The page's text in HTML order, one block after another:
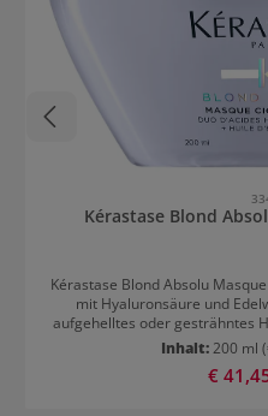
Kérastase Blond
Kérastase Blond Absolu
mit Hyaluronsäure und
aufgehelltes oder gesträhntes
Haaroberfläche geglättet
Spliss und Haarbruch
Geschmeidigkeit werden
Inhalt:200 ml
€